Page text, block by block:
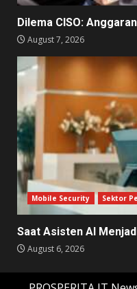
Dilema CISO:
August 7, 2026
Mobile Security Sektor
Saat Asisten AI
August 6, 2026